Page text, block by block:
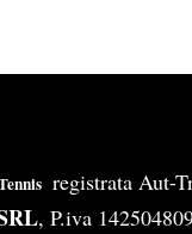
registrata Aut-
, P.iva